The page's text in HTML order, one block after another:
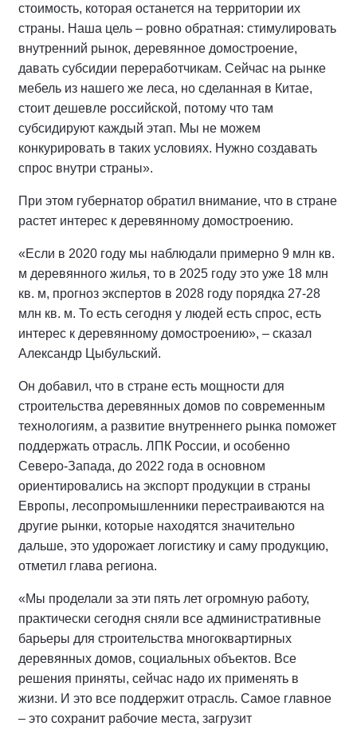
стоимость, которая останется на территории их
страны. Наша цель – ровно обратная: стимулировать
внутренний рынок, деревянное домостроение,
давать субсидии переработчикам. Сейчас на рынке
мебель из нашего же леса, но сделанная в Китае,
стоит дешевле российской, потому что там
субсидируют каждый этап. Мы не можем
конкурировать в таких условиях. Нужно создавать
спрос внутри страны».
При этом губернатор обратил внимание, что в стране
растет интерес к деревянному домостроению.
«Если в 2020 году мы наблюдали примерно 9 млн кв.
м деревянного жилья, то в 2025 году это уже 18 млн
кв. м, прогноз экспертов в 2028 году порядка 27-28
млн кв. м. То есть сегодня у людей есть спрос, есть
интерес к деревянному домостроению», – сказал
Александр Цыбульский.
Он добавил, что в стране есть мощности для
строительства деревянных домов по современным
технологиям, а развитие внутреннего рынка поможет
поддержать отрасль. ЛПК России, и особенно
Северо-Запада, до 2022 года в основном
ориентировались на экспорт продукции в страны
Европы, лесопромышленники перестраиваются на
другие рынки, которые находятся значительно
дальше, это удорожает логистику и саму продукцию,
отметил глава региона.
«Мы проделали за эти пять лет огромную работу,
практически сегодня сняли все административные
барьеры для строительства многоквартирных
деревянных домов, социальных объектов. Все
решения приняты, сейчас надо их применять в
жизни. И это все поддержит отрасль. Самое главное
– это сохранит рабочие места, загрузит